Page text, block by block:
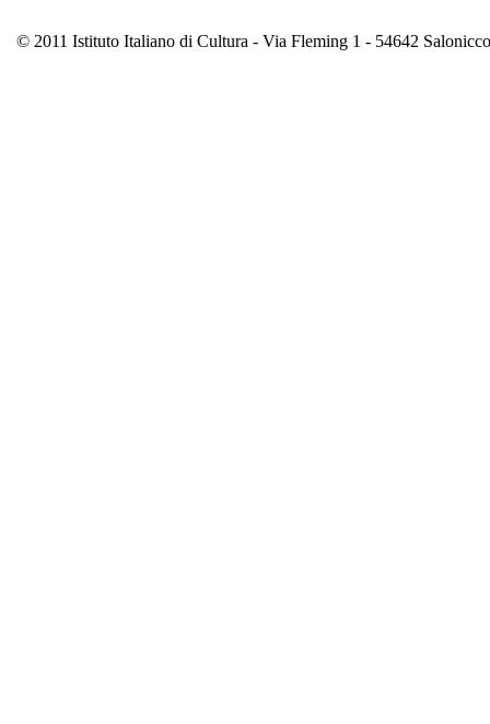
© 2011 Istituto Italiano di Cultura - Via Fleming 1 - 54642